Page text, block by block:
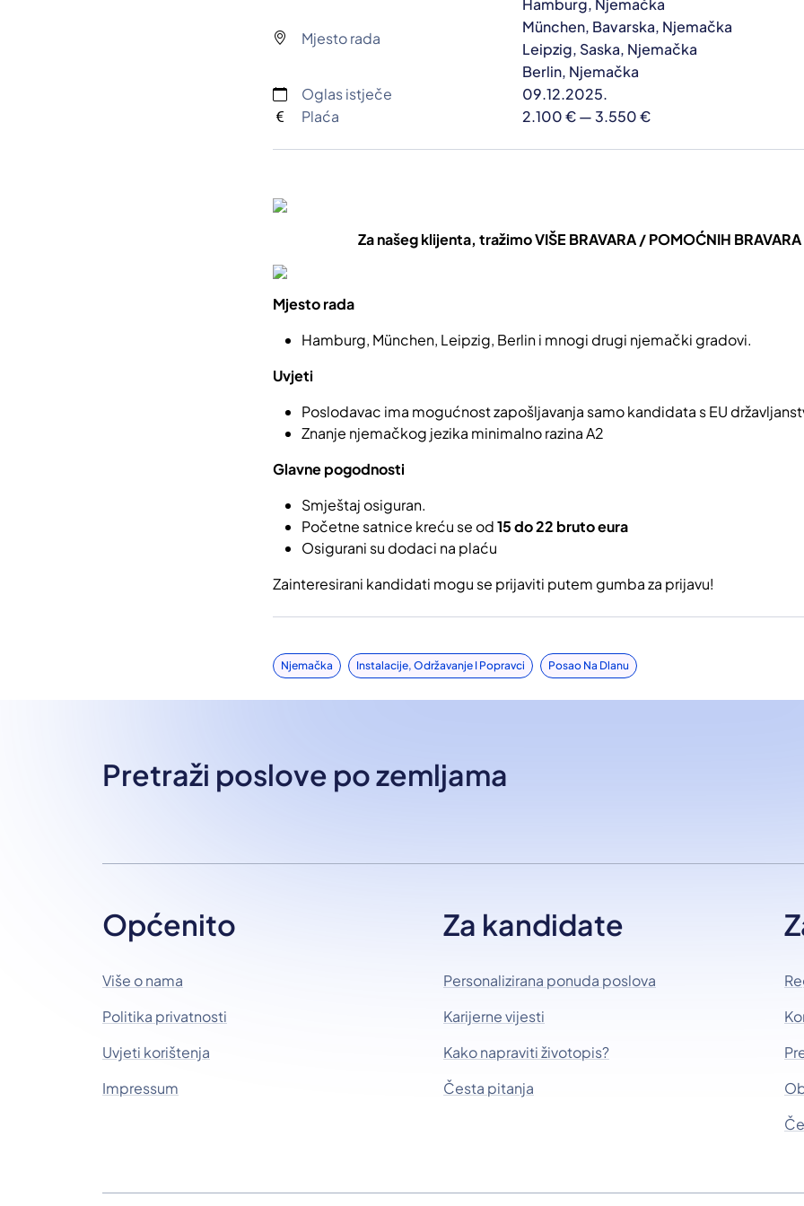
Mjesto rada
Hamburg, Njemačka
München, Bavarska, Njemačka
Leipzig, Saska, Njemačka
Berlin, Njemačka
Oglas istječe
09.12.2025.
Plaća
2.100 € — 3.550 €
Za našeg klijenta, tražimo VIŠE BRAVARA / POMOĆNIH
Mjesto rada
Hamburg, München, Leipzig, Berlin i mnogi drugi njemački gradovi.
Uvjeti
Poslodavac ima mogućnost zapošljavanja samo kandidata s EU
Znanje njemačkog jezika minimalno razina A2
Glavne pogodnosti
Smještaj osiguran.
Početne satnice kreću se od15 do 22 bruto eura
Osigurani su dodaci na plaću
Zainteresirani kandidati mogu se prijaviti putem gumba za prijavu!
Njemačka Instalacije, Održavanje I Popravci Posao Na Dlanu
Pretraži poslove po zemljama
Općenito
Više o nama
Politika privatnosti
Uvjeti korištenja
Impressum
Za kandidate
Personalizirana ponuda poslova
Karijerne vijesti
Kako napraviti životopis?
Česta pitanja